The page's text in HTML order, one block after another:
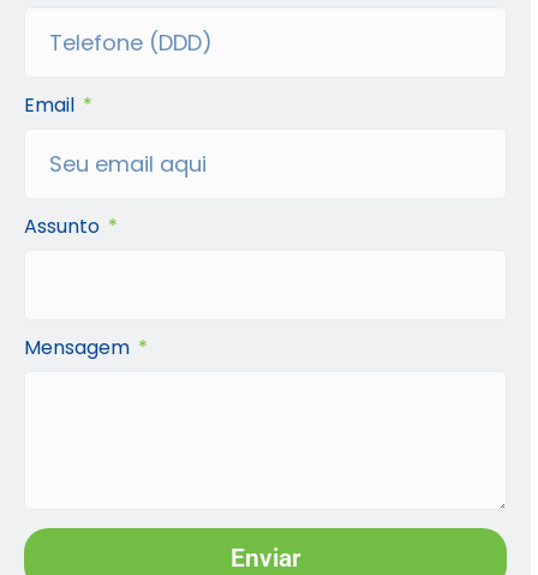
Email
Assunto
Mensagem
Enviar